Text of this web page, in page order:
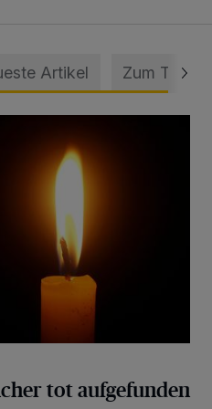
Artikel Zum Thema
tot aufgefunden